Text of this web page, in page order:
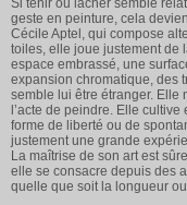
Si tenir ou lâcher semble
geste en peinture, cela
Cécile Aptel, qui compose
toiles, elle joue justement de
espace embrassé, une
expansion chromatique, des
semble lui être étranger. Elle
l’acte de peindre. Elle
forme de liberté ou de
justement une grande
La maîtrise de son art est
elle se consacre depuis des
quelle que soit la longueur